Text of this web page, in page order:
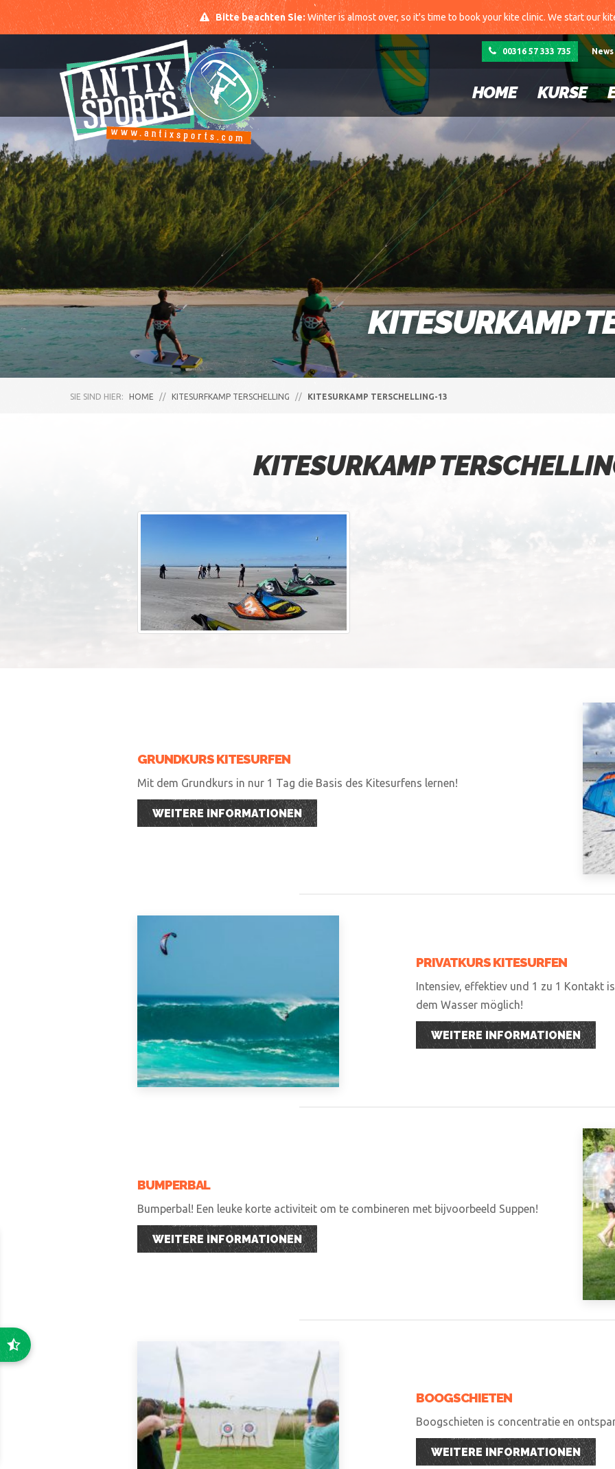
Bitte beachten Sie:Winter is almost over, so it's time to book your kite clinic. We start our
News
00316 57 333 735
HOME KURSE
KITESURKAMP
SIE SIND HIER: HOME // KITESURFKAMP TERSCHELLING // KITESURKAMP TERSCHELLING-13
KITESURKAMP
GRUNDKURS KITESURFEN
Mit dem Grundkurs in nur 1 Tag die Basis des Kitesurfens lernen!
WEITERE INFORMATIONEN
PRIVATKURS KITESURFEN
Intensiev, effektiev und 1 zu 1 Kontakt
dem Wasser möglich!
WEITERE INFORMATIONEN
BUMPERBAL
Bumperbal! Een leuke korte activiteit om te combineren met bijvoorbeeld Suppen!
WEITERE INFORMATIONEN
BOOGSCHIETEN
Boogschieten is concentratie en
WEITERE INFORMATIONEN